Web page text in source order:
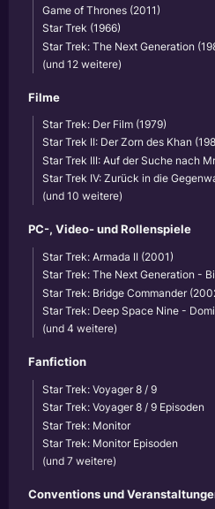
Game of Thrones (2011)
Star Trek (1966)
Star Trek: The Next Generation
(und 12 weitere)
Filme
Star Trek: Der Film (1979)
Star Trek II: Der Zorn des Khan
Star Trek III: Auf der Suche nach
Star Trek IV: Zurück in die
(und 10 weitere)
PC-, Video- und Rollenspiele
Star Trek: Armada II (2001)
Star Trek: The Next Generation -
Star Trek: Bridge Commander
Star Trek: Deep Space Nine -
(und 4 weitere)
Fanfiction
Star Trek: Voyager 8 / 9
Star Trek: Voyager 8 / 9 Episoden
Star Trek: Monitor
Star Trek: Monitor Episoden
(und 7 weitere)
Conventions und